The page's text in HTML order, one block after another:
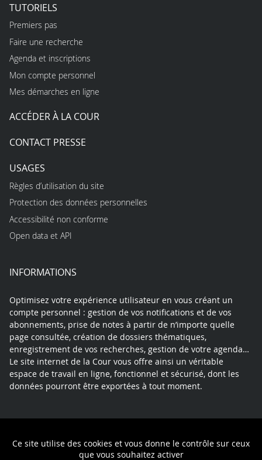
Ce site utilise des cookies et vous donne le contrôle sur ceux
que vous souhaitez activer
TUTORIELS
Premiers pas
Faire une recherche
Agenda et inscriptions
Mon compte personnel
Mes démarches en ligne
ACCÉDER À LA COUR
CONTACT PRESSE
USAGES
Règles d’utilisation du site
Protection des données personnelles
Accessibilité non conforme
Open data et API
INFORMATIONS
Optimisez votre expérience utilisateur en vous créant un
compte personnel : gestion de vos notifications et de vos
abonnements, prise de notes à partir de n’importe quelle
page consultée, création de dossiers thématiques,
enregistrement de vos recherches, gestion de votre agenda…
Le site internet de la Cour vous offre ainsi un véritable
espace de travail en ligne, fonctionnel et sécurisé, dont les
données pourront être exportées à tout moment.
Politique de confidentialité